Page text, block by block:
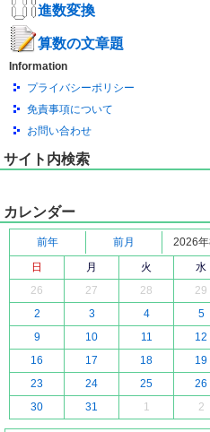
進数変換
算数の文章題
Information
プライバシーポリシー
免責事項について
お問い合わせ
サイト内検索
カレンダー
前年 前月 2026年
日
月 火 水
26
27 28 29
2
3 4 5
9
10 11 12
16
17 18 19
23
24 25 26
30
31 1 2